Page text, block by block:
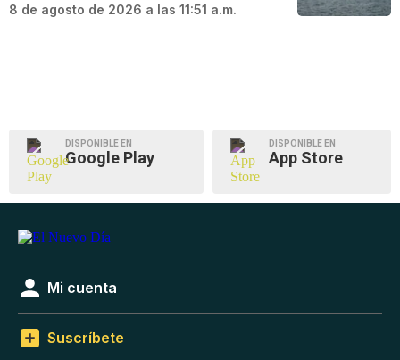
8 de agosto de 2026 a las 11:51 a.m.
DISPONIBLE EN
Google Play
DISPONIBLE EN
App Store
Mi cuenta
Suscríbete